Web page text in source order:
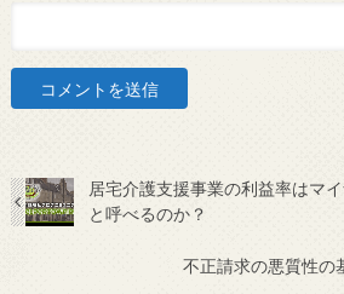
居宅介護支援事業の利益率はマ
と呼べるのか？
不正請求の悪質性の